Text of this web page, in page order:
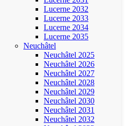
Lucerne 2032
Lucerne 2033
Lucerne 2034
Lucerne 2035
Neuchâtel
Neuchâtel 2025
Neuchâtel 2026
Neuchâtel 2027
Neuchâtel 2028
Neuchâtel 2029
Neuchâtel 2030
Neuchâtel 2031
Neuchâtel 2032